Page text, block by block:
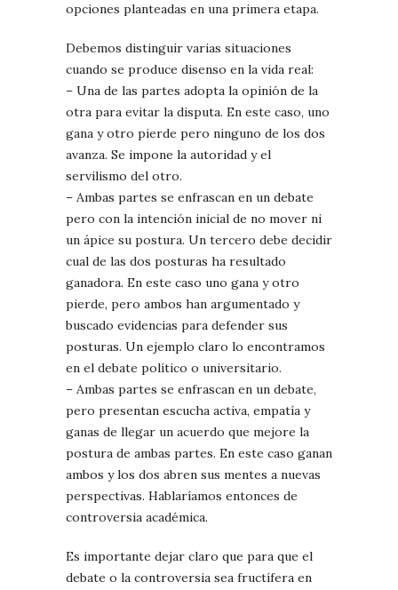
opciones planteadas en una primera etapa.
Debemos distinguir varias situaciones
cuando se produce disenso en la vida real:
– Una de las partes adopta la opinión de la
otra para evitar la disputa. En este caso, uno
gana y otro pierde pero ninguno de los dos
avanza. Se impone la autoridad y el
servilismo del otro.
– Ambas partes se enfrascan en un debate
pero con la intención inicial de no mover ni
un ápice su postura. Un tercero debe decidir
cual de las dos posturas ha resultado
ganadora. En este caso uno gana y otro
pierde, pero ambos han argumentado y
buscado evidencias para defender sus
posturas. Un ejemplo claro lo encontramos
en el debate político o universitario.
– Ambas partes se enfrascan en un debate,
pero presentan escucha activa, empatía y
ganas de llegar un acuerdo que mejore la
postura de ambas partes. En este caso ganan
ambos y los dos abren sus mentes a nuevas
perspectivas. Hablaríamos entonces de
controversia académica.
Es importante dejar claro que para que el
debate o la controversia sea fructífera en